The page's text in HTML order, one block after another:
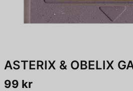
ASTERIX & OBELIX
99 kr